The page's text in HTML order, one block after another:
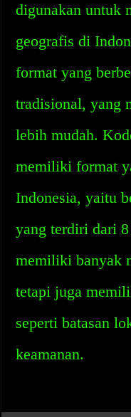
digunakan untuk
geografis di
format yang
tradisional, yang
lebih mudah.
memiliki format
Indonesia, yaitu
yang terdiri dari
memiliki banyak
tetapi juga
seperti batasan
keamanan.